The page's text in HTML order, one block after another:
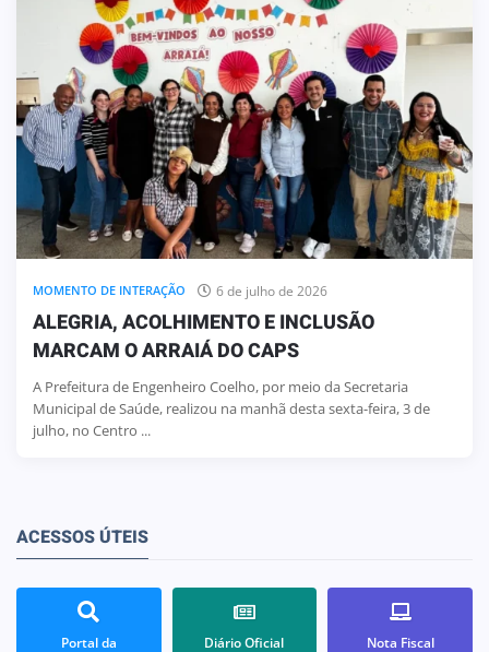
MOMENTO DE INTERAÇÃO 6 de julho de 2026
ALEGRIA, ACOLHIMENTO E INCLUSÃO
MARCAM O ARRAIÁ DO CAPS
A Prefeitura de Engenheiro Coelho, por meio da Secretaria
Municipal de Saúde, realizou na manhã desta sexta-feira, 3 de
julho, no Centro ...
ACESSOS ÚTEIS
Portal da Diário Oficial Nota Fiscal